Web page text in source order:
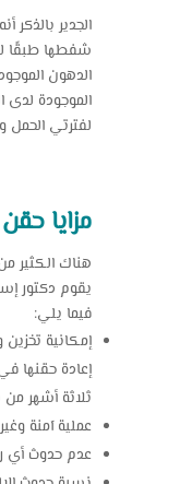
الجدير
شفطها طبقًا
الدهون
الموجودة
لفترتي الحمل
مزايا
هناك الكثير
يقوم دكتور
فيما يلي:
إمكانية
إعادة حقنها
ثلاثة أشهر
عملية آمنة
عدم حدوث أي